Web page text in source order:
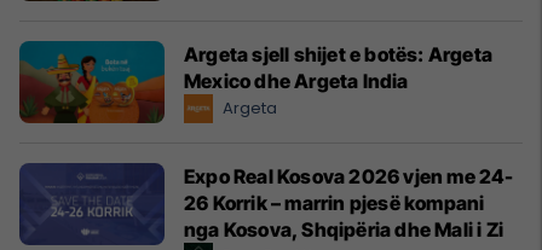
Argeta sjell shijet e botës: Argeta
Mexico dhe Argeta India
Argeta
Expo Real Kosova 2026 vjen me 24-
26 Korrik – marrin pjesë kompani
nga Kosova, Shqipëria dhe Mali i Zi